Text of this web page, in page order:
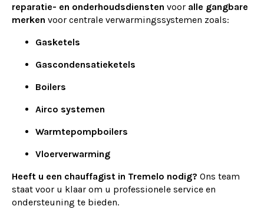
reparatie- en onderhoudsdiensten voor alle gangbare
merken voor centrale verwarmingssystemen zoals:
Gasketels
Gascondensatieketels
Boilers
Airco systemen
Warmtepompboilers
Vloerverwarming
Heeft u een chauffagist in Tremelo nodig? Ons team
staat voor u klaar om u professionele service en
ondersteuning te bieden.